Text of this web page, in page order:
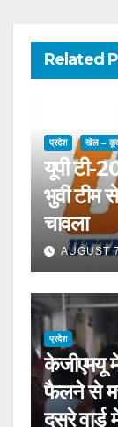
Related
प्रदेश खेल –
यूपी टी-
भुवी टीम
चावला
AUGUST
प्रदेश
केजीएमयू
फैलने से
दूसरे वार्ड